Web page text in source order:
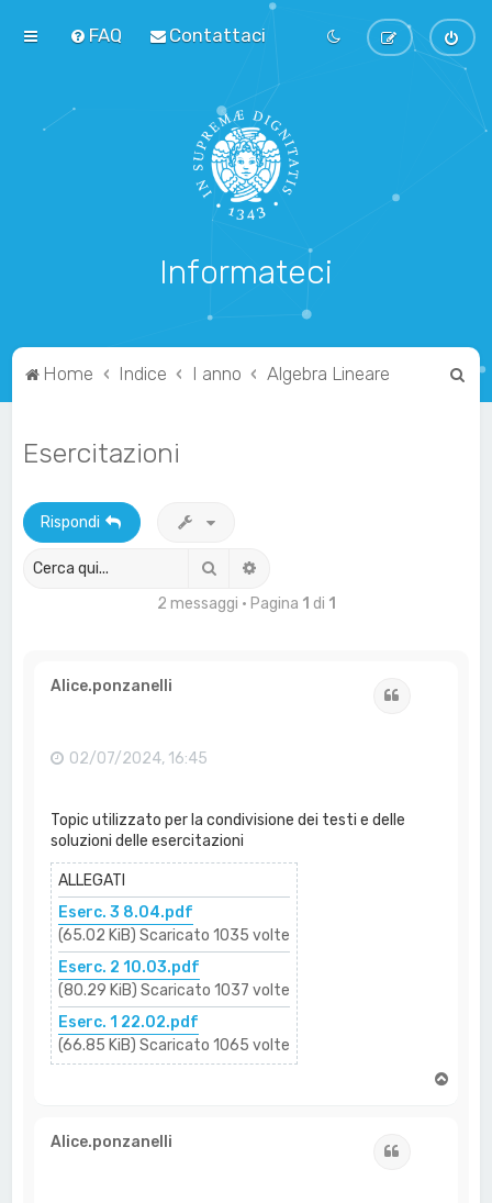
FAQ Contattaci
Informateci
Home Indice I anno Algebra Lineare
Esercitazioni
Rispondi
Cerca
2 messaggi • Pagina 1 di 1
Alice.ponzanelli
02/07/2024, 16:45
Topic utilizzato per la condivisione dei testi e delle
soluzioni delle esercitazioni
ALLEGATI
Eserc. 3 8.04.pdf
(65.02 KiB) Scaricato 1035 volte
Eserc. 2 10.03.pdf
(80.29 KiB) Scaricato 1037 volte
Eserc. 1 22.02.pdf
(66.85 KiB) Scaricato 1065 volte
Alice.ponzanelli